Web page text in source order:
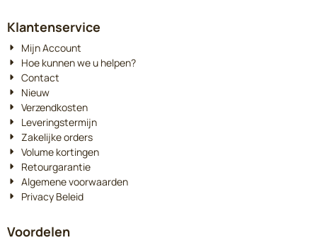
Klantenservice
Mijn Account
Hoe kunnen we u helpen?
Contact
Nieuw
Verzendkosten
Leveringstermijn
Zakelijke orders
Volume kortingen
Retourgarantie
Algemene voorwaarden
Privacy Beleid
Voordelen